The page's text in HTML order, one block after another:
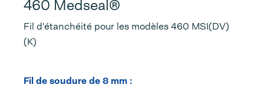
460 Medseal®
Fil d'étanchéité pour les modèles 460 MSI(DV)
(K)
Fil de soudure de 8 mm :